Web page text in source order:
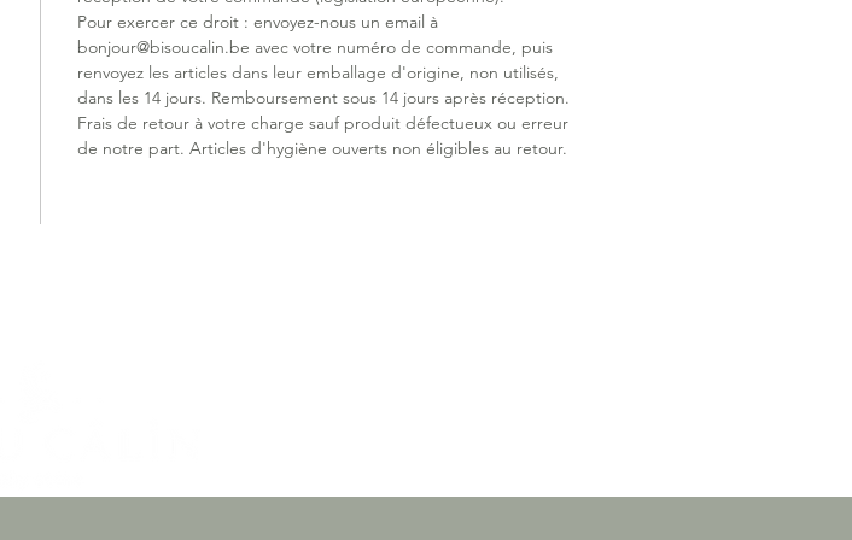
Design plat unique : s’adapte toujours
parfaitement à la bouche du bébé
4. VALVE D’AIR
Évite que la tétine ne se rétracte. Permet un
flux régulier lorsque bébé boit
Pour exercer ce droit : envoyez-nous un email à
bonjour@bisoucalin.be avec votre numéro de commande, puis
renvoyez les articles dans leur emballage d'origine, non utilisés,
dans les 14 jours. Remboursement sous 14 jours après réception.
Frais de retour à votre charge sauf produit défectueux ou erreur
de notre part. Articles d'hygiène ouverts non éligibles au retour.